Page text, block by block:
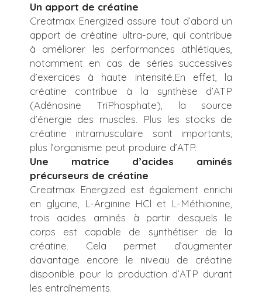
Un apport de créatine
Creatmax Energized assure tout d’abord un
apport de créatine ultra-pure, qui contribue
à améliorer les performances athlétiques,
notamment en cas de séries successives
d’exercices à haute intensité.En effet, la
créatine contribue à la synthèse d’ATP
(Adénosine TriPhosphate), la source
d’énergie des muscles. Plus les stocks de
créatine intramusculaire sont importants,
plus l’organisme peut produire d’ATP.
Une matrice d’acides aminés
précurseurs de créatine
Creatmax Energized est également enrichi
en glycine, L-Arginine HCl et L-Méthionine,
trois acides aminés à partir desquels le
corps est capable de synthétiser de la
créatine. Cela permet d’augmenter
davantage encore le niveau de créatine
disponible pour la production d’ATP durant
les entraînements.